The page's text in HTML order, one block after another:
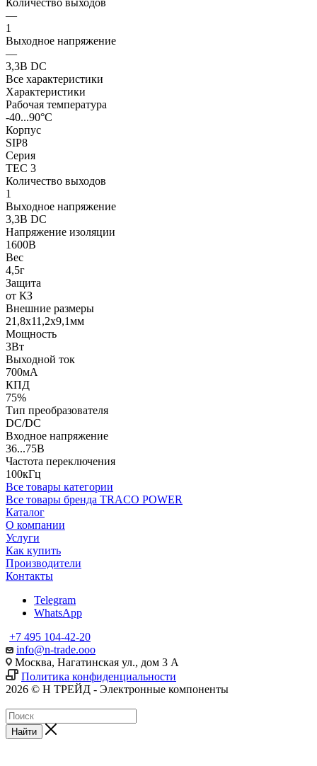
—
1
Выходное напряжение
—
3,3В DC
Все характеристики
Характеристики
Рабочая температура
-40...90°C
Корпус
SIP8
Серия
TEC 3
Количество выходов
1
Выходное напряжение
3,3В DC
Напряжение изоляции
1600В
Вес
4,5г
Защита
от КЗ
Внешние размеры
21,8x11,2x9,1мм
Мощность
3Вт
Выходной ток
700мА
КПД
75%
Тип преобразователя
DC/DC
Входное напряжение
36...75В
Частота переключения
100кГц
Все товары категории
Все товары бренда TRACO POWER
Каталог
О компании
Услуги
Как купить
Производители
Контакты
Telegram
WhatsApp
+7 495 104-42-20
info@n-trade.ooo
Москва, Нагатинская ул., дом 3 А
Политика конфиденциальности
2026 © Н ТРЕЙД - Электронные компоненты
Найти